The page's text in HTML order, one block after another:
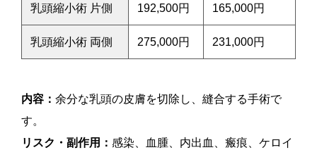
乳頭縮小術 片側 192,500円 165,000円
乳頭縮小術 両側 275,000円 231,000円
内容： 余分な乳頭の皮膚を切除し、縫合する手術で
す。
リスク・副作用： 感染、血腫、内出血、瘢痕、ケロイ